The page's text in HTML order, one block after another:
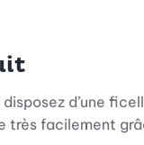
d’une
très facilement